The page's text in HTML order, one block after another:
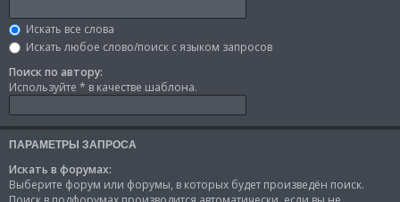
Искать все слова
Искать любое слово/поиск с языком запросов
Поиск по автору:
Используйте * в качестве шаблона.
ПАРАМЕТРЫ ЗАПРОСА
Искать в форумах:
Выберите форум или форумы, в которых будет произведён поиск.